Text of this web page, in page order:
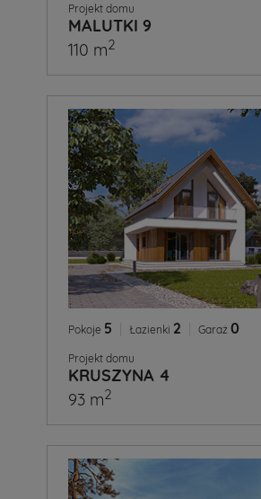
Projekt domu
MALUTKI 9
110 m2
Pokoje 5 Łazienki 2 Garaż 0
Projekt domu
KRUSZYNA 4
93 m2